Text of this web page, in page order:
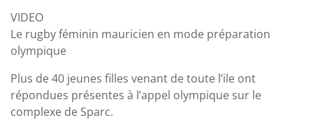
VIDEO
Le rugby féminin mauricien en mode préparation
olympique
Plus de 40 jeunes filles venant de toute l’ile ont
répondues présentes à l’appel olympique sur le
complexe de Sparc.